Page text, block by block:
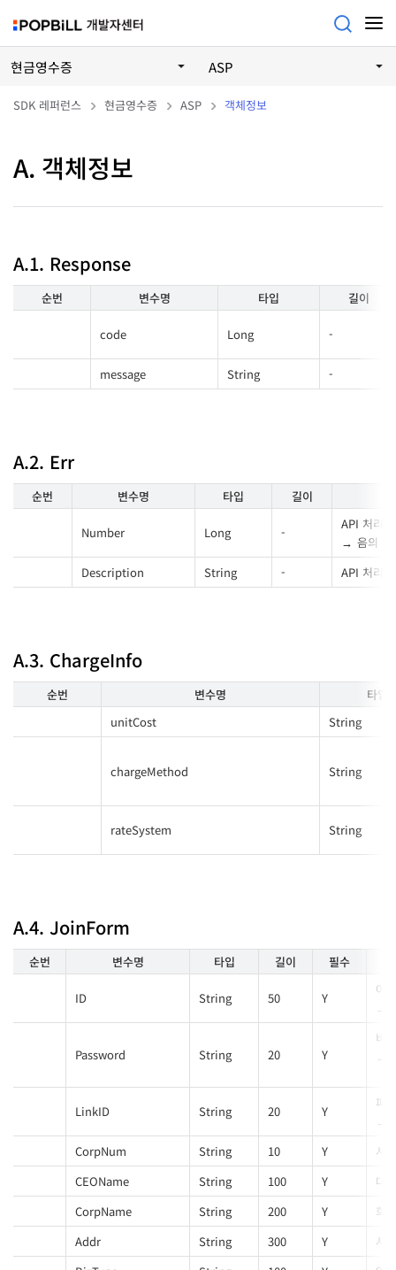
현금영수증 ASP
SDK 레퍼런스 현금영수증 ASP 객체정보
A. 객체정보
A.1. Response
순번 변수명 타입 길이
code Long -
message String -
A.2. Err
순번 변수명 타입 길이
Number Long -
API 처리
음의
Description
String - API 처리
A.3. ChargeInfo
순번 변수명
타입
unitCost
String
chargeMethod String
rateSystem String
A.4. JoinForm
순번 변수명 타입 길이 필수
ID String 50 Y
아
Password String 20 Y
비
LinkID String 20 Y
파
CorpNum
String 10 Y
사
CEOName
String 100 Y
대
CorpName
String 200 Y
회
Addr
String 300 Y
사